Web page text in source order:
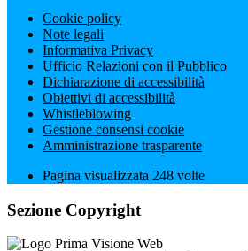
Cookie policy
Note legali
Informativa Privacy
Ufficio Relazioni con il Pubblico
Dichiarazione di accessibilità
Obiettivi di accessibilità
Whistleblowing
Gestione consensi cookie
Amministrazione trasparente
Pagina visualizzata 248 volte
Sezione Copyright